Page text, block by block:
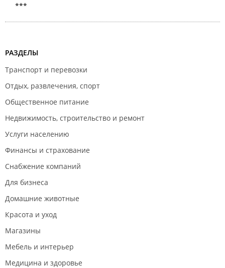
***
РАЗДЕЛЫ
Транспорт и перевозки
Отдых, развлечения, спорт
Общественное питание
Недвижимость, строительство и ремонт
Услуги населению
Финансы и страхование
Снабжение компаний
Для бизнеса
Домашние животные
Красота и уход
Магазины
Мебель и интерьер
Медицина и здоровье